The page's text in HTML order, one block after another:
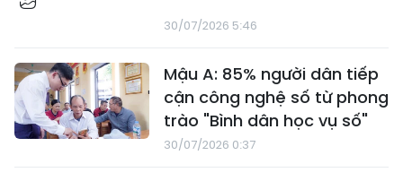
30/07/2026 5:46
Mậu A: 85% người dân tiếp
cận công nghệ số từ phong
trào "Bình dân học vụ số"
30/07/2026 0:37